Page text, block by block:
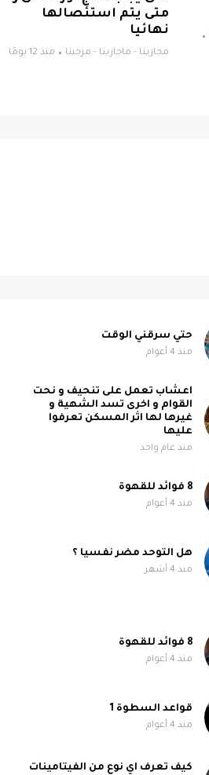
متى يتم استئصالها
نهائيا
مجازيتا - ماجازيتا - مزجيتا منذ 12 يومًا
حتي سرقني الوقت
منذ 4 أعوام
اعشاب تعمل على تنحيف و نحت
القوام و اخرى تسد الشهية و
غيرها لها اثر المسكن تعرفوا
عليها
منذ عام واحد
8 فوائد للقهوة
منذ 4 أعوام
هل التوحد مضر نفسيا ؟
منذ 4 أشهر
8 فوائد للقهوة
منذ 4 أعوام
قواعد السطوة 1
منذ 4 أعوام
كيف تعرف اي نوع من الفيتامينات